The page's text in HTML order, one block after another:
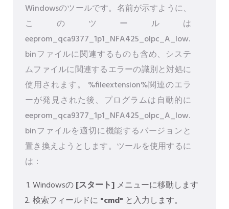
Windowsのツールです。名前が示すように、
このツールは
eeprom_qca9377_1p1_NFA425_olpc_A_low.
binファイルに関連するものも含め、システ
ムファイルに関連するエラーの識別と対処に
使用されます。 %fileextension%関連のエラ
ーが発見された後、プログラムは自動的に
eeprom_qca9377_1p1_NFA425_olpc_A_low.
binファイルを適切に機能するバージョンと
置き換えようとします。ツールを使用するに
は：
Windowsの[スタート] メニューに移動します
検索フィールドに "cmd" と入力します。